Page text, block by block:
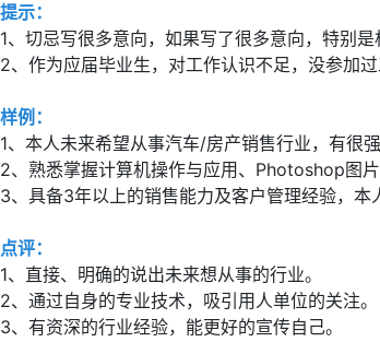
提示：
1、切忌写很多意向，如果写了很多意向，特别
2、作为应届毕业生，对工作认识不足，没参加
样例：
1、本人未来希望从事汽车/房产销售行业，有很
2、熟悉掌握计算机操作与应用、Photoshop图
3、具备3年以上的销售能力及客户管理经验，本
点评：
1、直接、明确的说出未来想从事的行业。
2、通过自身的专业技术，吸引用人单位的关注。
3、有资深的行业经验，能更好的宣传自己。